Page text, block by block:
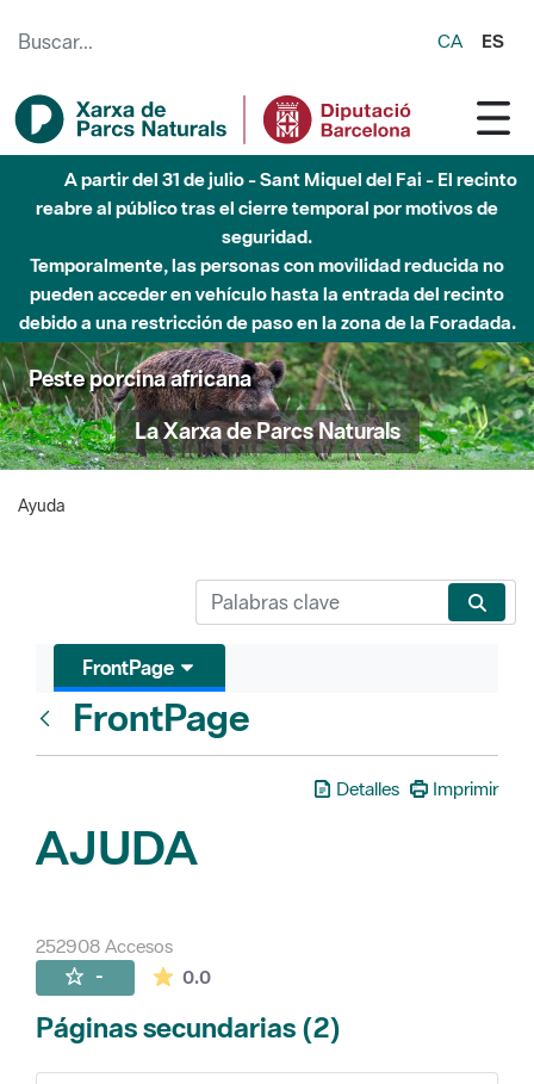
CA ES
A partir del 31 de julio - Sant Miquel del Fai - El recinto
reabre al público tras el cierre temporal por motivos de
seguridad.
Temporalmente, las personas con movilidad reducida no
pueden acceder en vehículo hasta la entrada del recinto
debido a una restricción de paso en la zona de la Foradada.
Peste porcina africana
La Xarxa de Parcs Naturals
Ayuda
FrontPage
FrontPage
Detalles Imprimir
AJUDA
252908 Accesos
- 0.0La valoración media es de 0 estrellas de
Páginas secundarias (2)